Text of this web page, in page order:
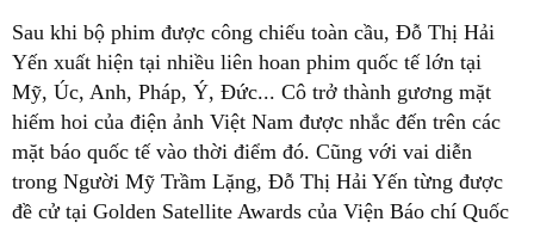
Sau khi bộ phim được công chiếu toàn cầu, Đỗ Thị Hải
Yến xuất hiện tại nhiều liên hoan phim quốc tế lớn tại
Mỹ, Úc, Anh, Pháp, Ý, Đức... Cô trở thành gương mặt
hiếm hoi của điện ảnh Việt Nam được nhắc đến trên các
mặt báo quốc tế vào thời điểm đó. Cũng với vai diễn
trong Người Mỹ Trầm Lặng, Đỗ Thị Hải Yến từng được
đề cử tại Golden Satellite Awards của Viện Báo chí Quốc